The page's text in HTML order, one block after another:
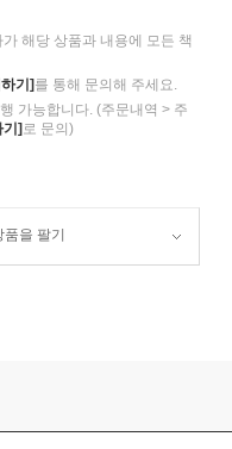
해당 상품과 내용에 모든 책
기] 를 통해 문의해 주세요.
가능합니다. (주문내역 > 주
] 로 문의)
품을 팔기